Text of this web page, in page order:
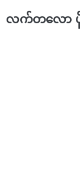
လက်တလော ပို့